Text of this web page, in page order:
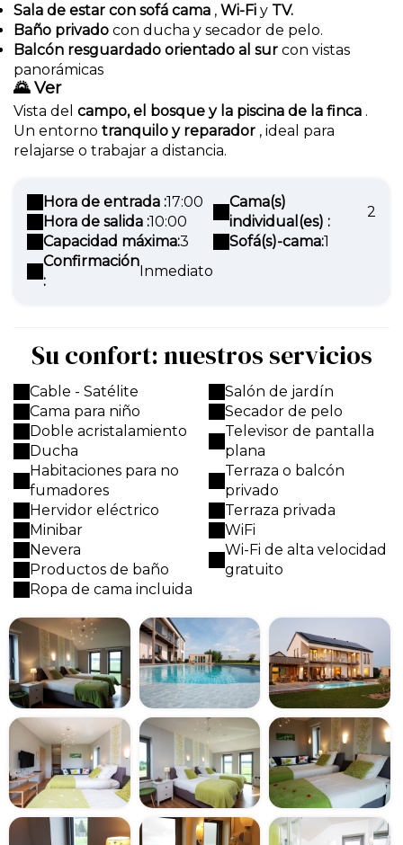
Sala de estar con sofá cama , Wi-Fi y TV.
Baño privado con ducha y secador de pelo.
Balcón resguardado orientado al sur con vistas
panorámicas
🌄Ver
Vista del campo, el bosque y la piscina de la finca .
Un entorno tranquilo y reparador , ideal para
relajarse o trabajar a distancia.
Hora de entrada :17:00
Hora de salida :10:00
Capacidad máxima:3
Confirmación
:
Inmediato
Cama(s)
individual(es) :
2
Sofá(s)-cama:1
Su confort: nuestros servicios
Cable - Satélite
Cama para niño
Doble acristalamiento
Ducha
Habitaciones para no
fumadores
Hervidor eléctrico
Minibar
Nevera
Productos de baño
Ropa de cama incluida
Salón de jardín
Secador de pelo
Televisor de pantalla
plana
Terraza o balcón
privado
Terraza privada
WiFi
Wi-Fi de alta velocidad
gratuito